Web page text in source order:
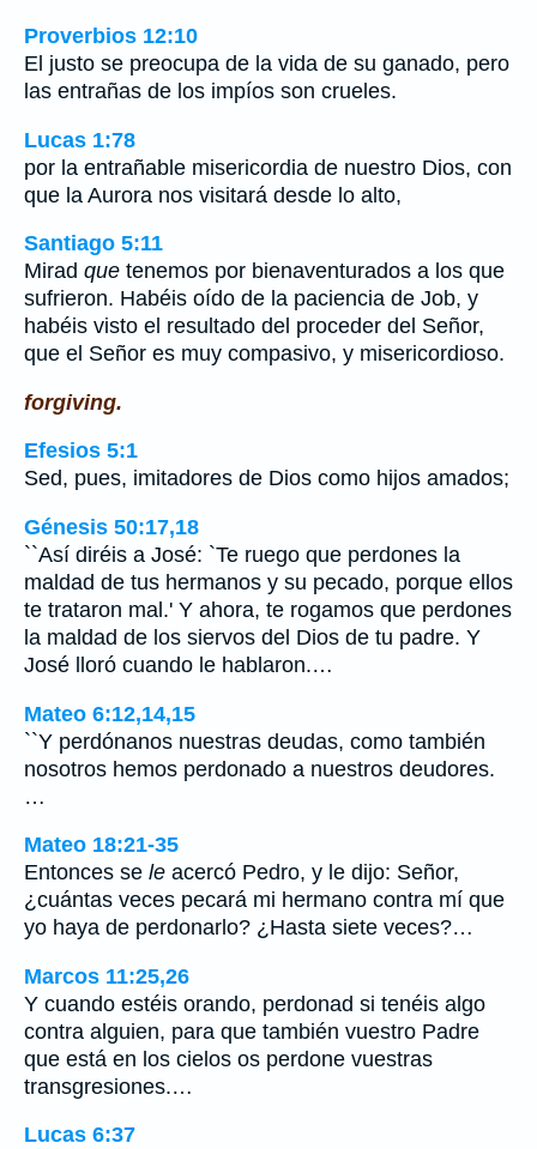
Proverbios 12:10
El justo se preocupa de la vida de su ganado, pero
las entrañas de los impíos son crueles.
Lucas 1:78
por la entrañable misericordia de nuestro Dios, con
que la Aurora nos visitará desde lo alto,
Santiago 5:11
Mirad que tenemos por bienaventurados a los que
sufrieron. Habéis oído de la paciencia de Job, y
habéis visto el resultado del proceder del Señor,
que el Señor es muy compasivo, y misericordioso.
forgiving.
Efesios 5:1
Sed, pues, imitadores de Dios como hijos amados;
Génesis 50:17,18
``Así diréis a José: `Te ruego que perdones la
maldad de tus hermanos y su pecado, porque ellos
te trataron mal.' Y ahora, te rogamos que perdones
la maldad de los siervos del Dios de tu padre. Y
José lloró cuando le hablaron.…
Mateo 6:12,14,15
``Y perdónanos nuestras deudas, como también
nosotros hemos perdonado a nuestros deudores.
…
Mateo 18:21-35
Entonces se le acercó Pedro, y le dijo: Señor,
¿cuántas veces pecará mi hermano contra mí que
yo haya de perdonarlo? ¿Hasta siete veces?…
Marcos 11:25,26
Y cuando estéis orando, perdonad si tenéis algo
contra alguien, para que también vuestro Padre
que está en los cielos os perdone vuestras
transgresiones.…
Lucas 6:37